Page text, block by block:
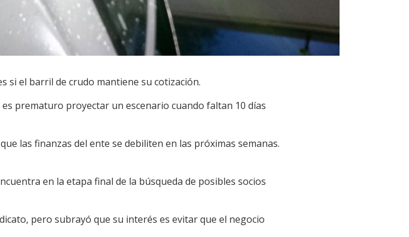
si el barril de crudo mantiene su cotización.
prematuro proyectar un escenario cuando faltan 10 días
las finanzas del ente se debiliten en las próximas semanas.
en la etapa final de la búsqueda de posibles socios
pero subrayó que su interés es evitar que el negocio